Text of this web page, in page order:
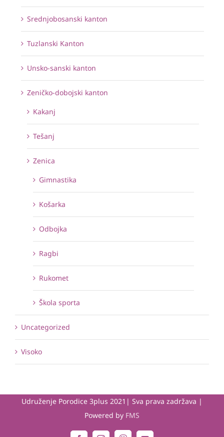
Srednjobosanski kanton
Tuzlanski Kanton
Unsko-sanski kanton
Zeničko-dobojski kanton
Kakanj
Tešanj
Zenica
Gimnastika
Košarka
Odbojka
Ragbi
Rukomet
Škola sporta
Uncategorized
Visoko
Udruženje Porodice 3plus 2021| Sva prava zadržava |
Powered by FMS